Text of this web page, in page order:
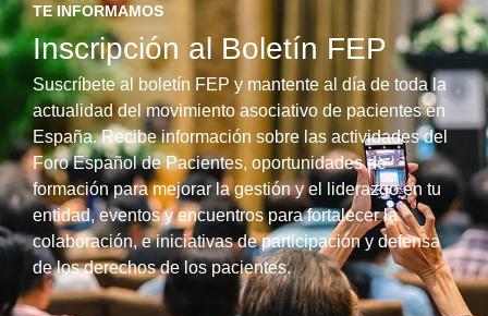
TE INFORMAMOS
Inscripción al Boletín FEP
Suscríbete al boletín FEP y mantente al día de toda la
actualidad del movimiento asociativo de pacientes en
España. Recibe información sobre las actividades del
Foro Español de Pacientes, oportunidades de
formación para mejorar la gestión y el liderazgo en tu
entidad, eventos y encuentros para fortalecer la
colaboración, e iniciativas de participación y defensa
de los derechos de los pacientes.